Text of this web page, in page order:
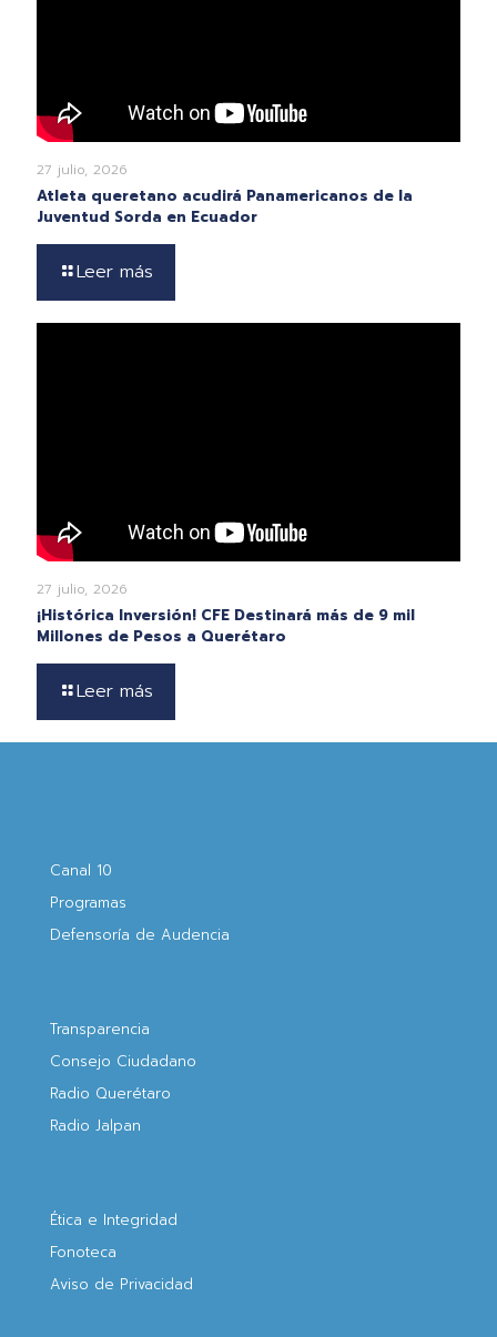
27 julio, 2026
Atleta queretano acudirá Panamericanos de la
Juventud Sorda en Ecuador
Leer más
27 julio, 2026
¡Histórica Inversión! CFE Destinará más de 9 mil
Millones de Pesos a Querétaro
Leer más
Canal 10
Programas
Defensoría de Audencia
Transparencia
Consejo Ciudadano
Radio Querétaro
Radio Jalpan
Ética e Integridad
Fonoteca
Aviso de Privacidad